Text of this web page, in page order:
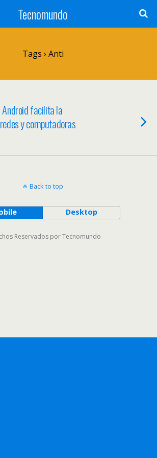
Tecnomundo
Tags › Anti
facilita la
y computadoras
Back to top
Desktop
Reservados por Tecnomundo